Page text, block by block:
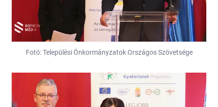
Fotó: Települési Önkormányzatok Országos Szövetsége